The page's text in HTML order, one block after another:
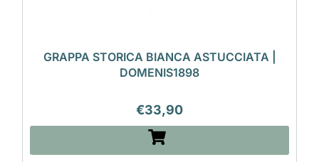
GRAPPA STORICA BIANCA ASTUCCIATA |
DOMENIS1898
€33,90